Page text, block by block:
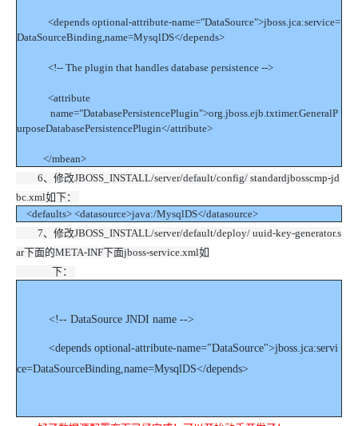
<depends optional-attribute-name="DataSource">jboss.jca:service=
DataSourceBinding,name=MysqlDS</depends>
<!-- The plugin that handles database persistence -->
<attribute
name="DatabasePersistencePlugin">org.jboss.ejb.txtimer.GeneralP
urposeDatabasePersistencePlugin</attribute>
</mbean>
6、修改JBOSS_INSTALL/server/default/config/ standardjbosscmp-jd
bc.xml如下：
<defaults> <datasource>java:/MysqlDS</datasource>
7、修改JBOSS_INSTALL/server/default/deploy/ uuid-key-generator.s
ar下面的META-INF下面jboss-service.xml如
下：
<!-- DataSource JNDI name -->
<depends optional-attribute-name="DataSource">jboss.jca:servi
ce=DataSourceBinding,name=MysqlDS</depends>